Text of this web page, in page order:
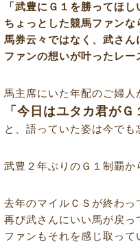
「武豊にＧ１を勝ってほし
ちょっとした競馬ファンな
馬券云々ではなく、武さん
ファンの想いが叶ったレー
馬主席にいた年配のご婦人
「今日はユタカ君が
と、語っていた姿は今でも
武豊２年ぶりのＧ１制覇か
去年のマイルＣＳが終わっ
再び武さんにいい馬が戻っ
ファンもそれを感じ取って